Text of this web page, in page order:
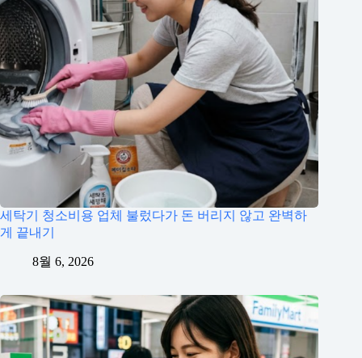
세탁기 청소비용 업체 불렀다가 돈 버리지 않고 완벽하
게 끝내기
8월 6, 2026